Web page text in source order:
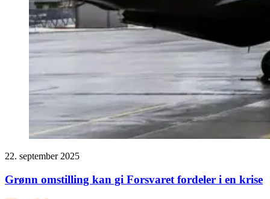
22. september 2025
Grønn omstilling kan gi Forsvaret fordeler i en krise